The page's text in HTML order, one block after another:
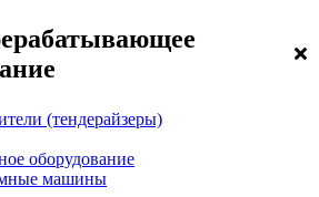
(тендерайзеры)
оборудование
машины